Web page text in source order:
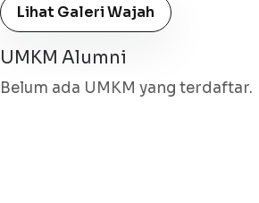
Lihat Galeri Wajah
UMKM Alumni
Belum ada UMKM yang terdaftar.